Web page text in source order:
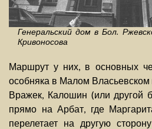
Генеральский дом в Бол.
Кривоносова
Маршрут у них, в основных
особняка в Малом Власьевском
Вражек, Калошин (или другой
прямо на Арбат, где
перелетает на другую